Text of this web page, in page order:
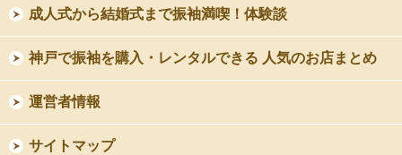
成人式から結婚式まで振袖満喫！体験談
神戸で振袖を購入・レンタルできる 人気のお店まとめ
運営者情報
サイトマップ